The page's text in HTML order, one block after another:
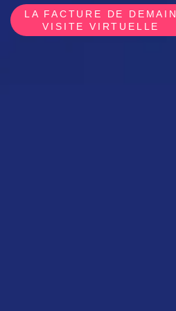
LA FACTURE DE DEMAIN
VISITE VIRTUELLE